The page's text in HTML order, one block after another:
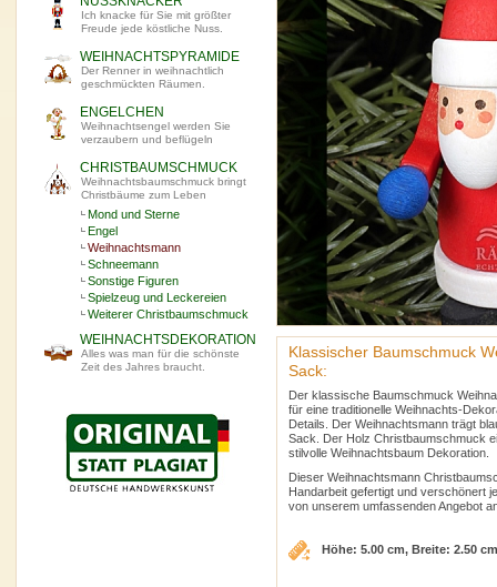
Klassischer Baumschmuck
Sack:
Der klassische Baumschmuck
für eine traditionelle Weihnachts-
Details. Der Weihnachtsmann trägt
Sack. Der Holz Christbaumschmuck
stilvolle Weihnachtsbaum Dekoration.
Dieser Weihnachtsmann
Handarbeit gefertigt und verschönert
von unserem umfassenden Angebot
Höhe: 5.00 cm, Breite: 2.50 cm
Ich knacke für Sie mit größter
Freude jede köstliche Nuss.
WEIHNACHTSPYRAMIDE
Der Renner in weihnachtlich
geschmückten Räumen.
ENGELCHEN
Weihnachtsengel werden Sie
verzaubern und beflügeln
CHRISTBAUMSCHMUCK
Weihnachtsbaumschmuck bringt
Christbäume zum Leben
Mond und Sterne
Engel
Weihnachtsmann
Schneemann
Sonstige Figuren
Spielzeug und Leckereien
Weiterer Christbaumschmuck
WEIHNACHTSDEKORATION
Alles was man für die schönste
Zeit des Jahres braucht.